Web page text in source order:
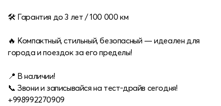
🛠 Гарантия до 3 лет / 100 000 км
🔥 Компактный, стильный, безопасный — идеален для
города и поездок за его пределы!
📍 В наличии!
📞 Звони и записывайся на тест-драйв сегодня!
+998992270909